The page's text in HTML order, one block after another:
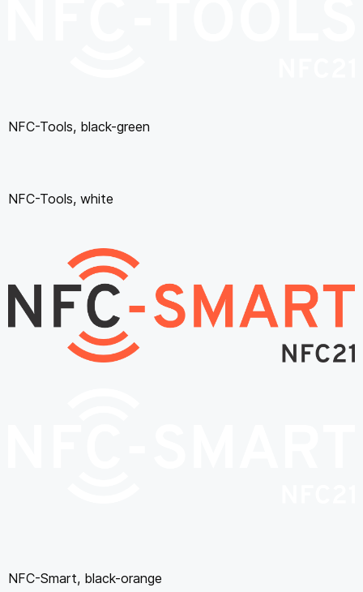
NFC-Tools, black-green
NFC-Tools, white
NFC-Smart, black-orange